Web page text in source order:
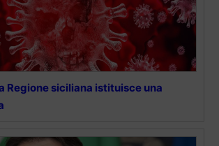
Regione siciliana istituisce una